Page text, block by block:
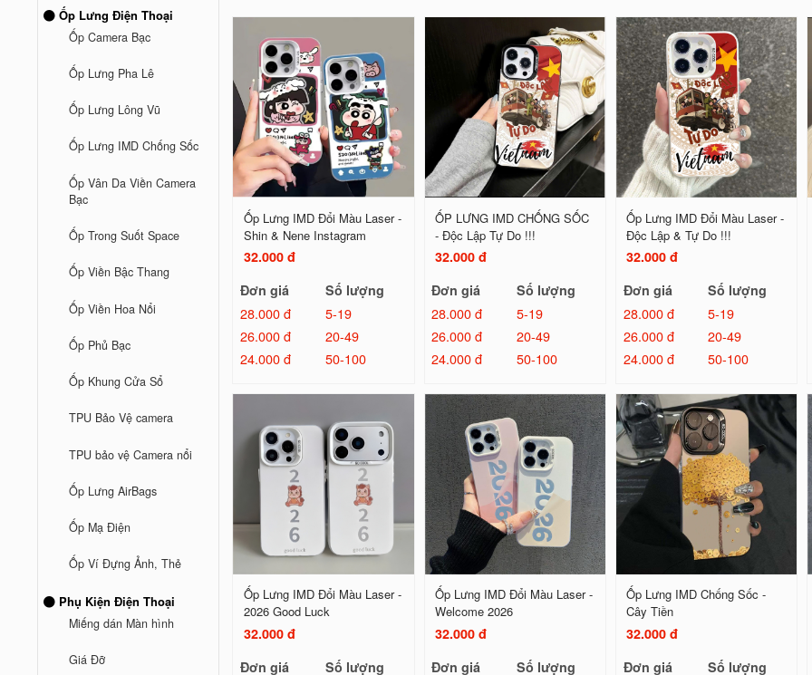
Ốp Lưng Điện Thoại
Ốp Camera Bạc
Ốp Lưng Pha Lê
Ốp Lưng Lông Vũ
Ốp Lưng IMD Chống Sốc
Ốp Vân Da Viền Camera
Bạc
Ốp Trong Suốt Space
Ốp Viền Bậc Thang
Ốp Viền Hoa Nổi
Ốp Phủ Bạc
Ốp Khung Cửa Sổ
TPU Bảo Vệ camera
TPU bảo vệ Camera nổi
Ốp Lưng AirBags
Ốp Mạ Điện
Ốp Ví Đựng Ảnh, Thẻ
Phụ Kiện Điện Thoại
Miếng dán Màn hình
Giá Đỡ
Ốp Lưng IMD Đổi Màu Laser -
Shin & Nene Instagram
32.000 đ
Đơn giá
Số lượng
28.000 đ
5-19
26.000 đ
20-49
24.000 đ
50-100
ỐP LƯNG IMD CHỐNG SỐC
- Độc Lập Tự Do !!!
32.000 đ
Đơn giá
Số lượng
28.000 đ
5-19
26.000 đ
20-49
24.000 đ
50-100
Ốp Lưng IMD Đổi Màu Laser -
Độc Lập & Tự Do !!!
32.000 đ
Đơn giá
Số lượng
28.000 đ
5-19
26.000 đ
20-49
24.000 đ
50-100
Ốp Lưng IMD Đổi Màu Laser -
2026 Good Luck
32.000 đ
Đơn giá
Số lượng
Ốp Lưng IMD Đổi Màu Laser -
Welcome 2026
32.000 đ
Đơn giá
Số lượng
Ốp Lưng IMD Chống Sốc -
Cây Tiền
32.000 đ
Đơn giá
Số lượng